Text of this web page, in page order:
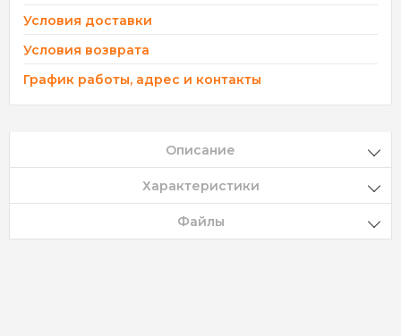
Условия доставки
Условия возврата
График работы, адрес и контакты
Описание
Характеристики
Файлы